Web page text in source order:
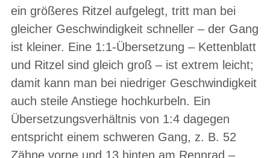
ein größeres Ritzel aufgelegt, tritt man bei
gleicher Geschwindigkeit schneller – der Gang
ist kleiner. Eine 1:1-Übersetzung – Kettenblatt
und Ritzel sind gleich groß – ist extrem leicht;
damit kann man bei niedriger Geschwindigkeit
auch steile Anstiege hochkurbeln. Ein
Übersetzungsverhältnis von 1:4 dagegen
entspricht einem schweren Gang, z. B. 52
Zähne vorne und 13 hinten am Rennrad –